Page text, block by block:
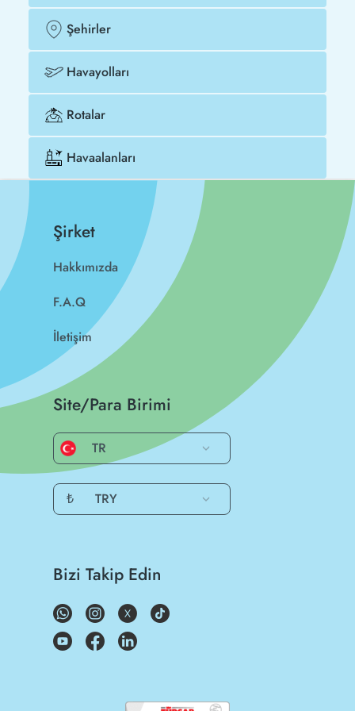
Şehirler
Havayolları
Rotalar
Havaalanları
Şirket
Hakkımızda
F.A.Q
İletişim
Site/Para Birimi
TR
₺ TRY
Bizi Takip Edin